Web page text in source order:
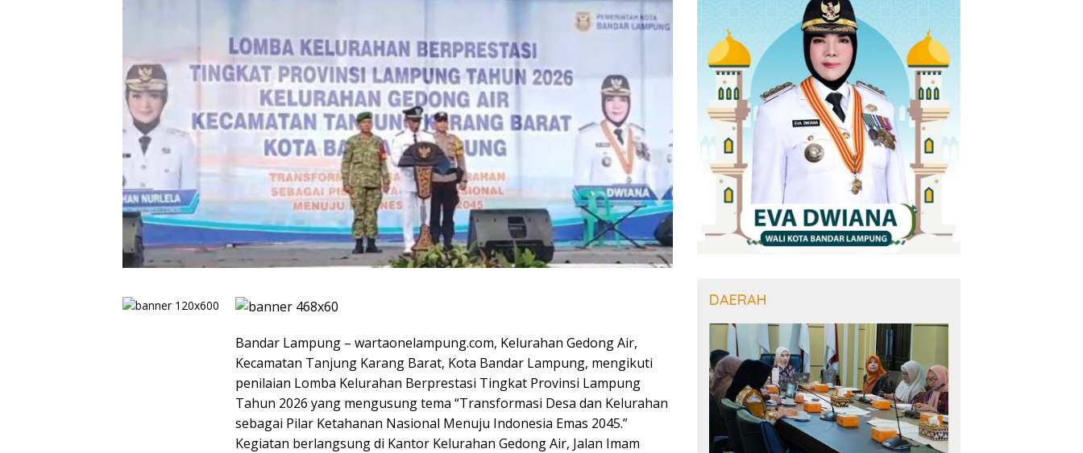
Bandar Lampung – wartaonelampung.com, Kelurahan Gedong Air,
Kecamatan Tanjung Karang Barat, Kota Bandar Lampung, mengikuti
penilaian Lomba Kelurahan Berprestasi Tingkat Provinsi Lampung
Tahun 2026 yang mengusung tema “Transformasi Desa dan Kelurahan
sebagai Pilar Ketahanan Nasional Menuju Indonesia Emas 2045.”
Kegiatan berlangsung di Kantor Kelurahan Gedong Air, Jalan Imam
DAERAH